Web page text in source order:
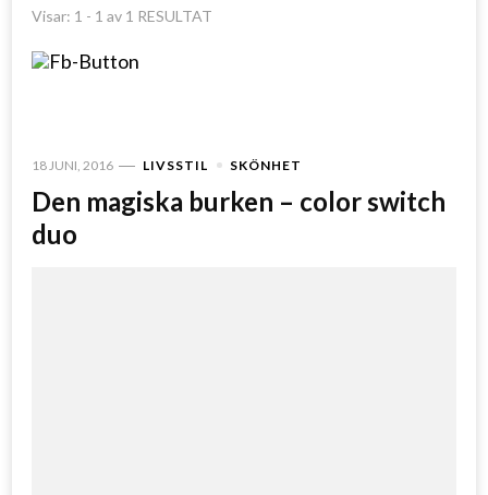
Visar: 1 - 1 av 1 RESULTAT
18 JUNI, 2016 LIVSSTIL SKÖNHET
Den magiska burken – color switch
duo